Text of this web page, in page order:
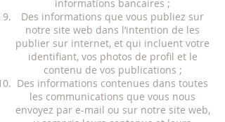
informations bancaires ;
Des informations que vous publiez sur
notre site web dans l’intention de les
publier sur internet, et qui incluent votre
identifiant, vos photos de profil et le
contenu de vos publications ;
Des informations contenues dans toutes
les communications que vous nous
envoyez par e-mail ou sur notre site web,